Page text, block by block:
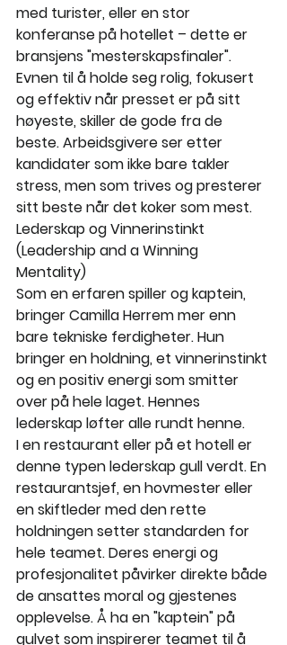
med turister, eller en stor
konferanse på hotellet – dette er
bransjens "mesterskapsfinaler".
Evnen til å holde seg rolig, fokusert
og effektiv når presset er på sitt
høyeste, skiller de gode fra de
beste. Arbeidsgivere ser etter
kandidater som ikke bare takler
stress, men som trives og presterer
sitt beste når det koker som mest.
Lederskap og Vinnerinstinkt
(Leadership and a Winning
Mentality)
Som en erfaren spiller og kaptein,
bringer Camilla Herrem mer enn
bare tekniske ferdigheter. Hun
bringer en holdning, et vinnerinstinkt
og en positiv energi som smitter
over på hele laget. Hennes
lederskap løfter alle rundt henne.
I en restaurant eller på et hotell er
denne typen lederskap gull verdt. En
restaurantsjef, en hovmester eller
en skiftleder med den rette
holdningen setter standarden for
hele teamet. Deres energi og
profesjonalitet påvirker direkte både
de ansattes moral og gjestenes
opplevelse. Å ha en "kaptein" på
gulvet som inspirerer teamet til å